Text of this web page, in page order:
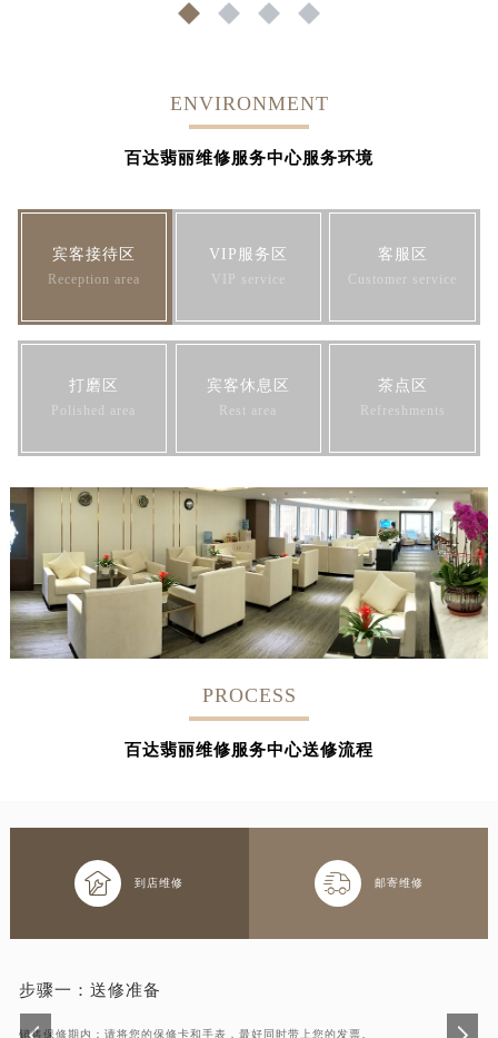
1 2 3 4
ENVIRONMENT
百达翡丽维修服务中心服务环境
宾客接待区
Reception area
VIP服务区
VIP service
客服区
Customer service
打磨区
Polished area
宾客休息区
Rest area
茶点区
Refreshments
PROCESS
百达翡丽维修服务中心送修流程
 到店维修  邮寄维修
步骤一： 送修准备
销售保修期内：请将您的保修卡和手表，最好同时带上您的发票。